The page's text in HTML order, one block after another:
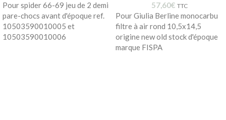
Pour spider 66-69 jeu de 2 demi
pare-chocs avant d'époque ref.
10503590010005 et
10503590010006
57,60€ TTC
Pour Giulia Berline monocarbu
filtre à air rond 10,5x14,5
origine new old stock d'époque
marque FISPA